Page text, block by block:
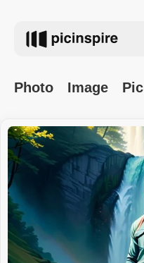
Photo Image Pic